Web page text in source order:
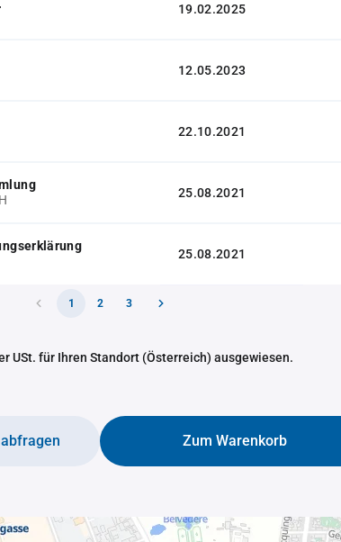
19.02.2025
12.05.2023
22.10.2021
25.08.2021
25.08.2021
1 2 3
USt. für Ihren Standort (Österreich) ausgewiesen.
Zum Warenkorb